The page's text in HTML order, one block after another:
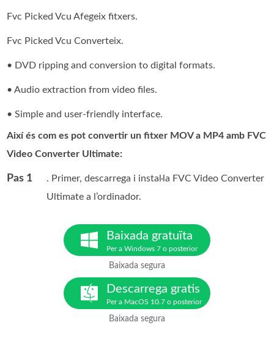
Fvc Picked Vcu Afegeix fitxers.
Fvc Picked Vcu Converteix.
• DVD ripping and conversion to digital formats.
• Audio extraction from video files.
• Simple and user-friendly interface.
Així és com es pot convertir un fitxer MOV a MP4 amb FVC
Video Converter Ultimate:
Pas 1
. Primer, descarrega i instal·la FVC Video Converter
Ultimate a l’ordinador.
Baixada gratuïta
Per a Windows 7 o posterior
Baixada segura
Descarrega gratis
Per a MacOS 10.7 o posterior
Baixada segura